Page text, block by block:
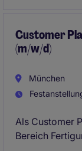
Customer
(m/w/d)
München
Als Customer
Bereich